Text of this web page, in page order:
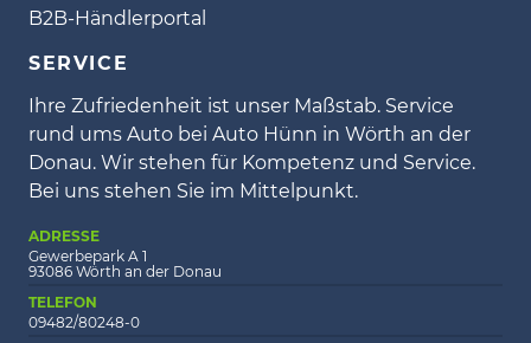
B2B-Händlerportal
SERVICE
Ihre Zufriedenheit ist unser Maßstab. Service
rund ums Auto bei Auto Hünn in Wörth an der
Donau. Wir stehen für Kompetenz und Service.
Bei uns stehen Sie im Mittelpunkt.
ADRESSE
Gewerbepark A 1
93086 Wörth an der Donau
TELEFON
09482/80248-0